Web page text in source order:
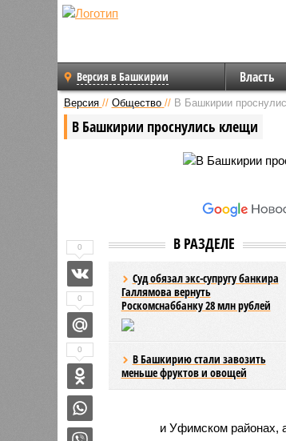
Версия в Башкирии Власть
Версия // Общество // В Башкирии
В Башкирии проснулись клещи
В РАЗДЕЛЕ
Суд обязал экс-супругу банкира
Галлямова вернуть
Роскомснаббанку 28 млн рублей
В Башкирию стали завозить
меньше фруктов и овощей
и Уфимском районах,
0
0
0